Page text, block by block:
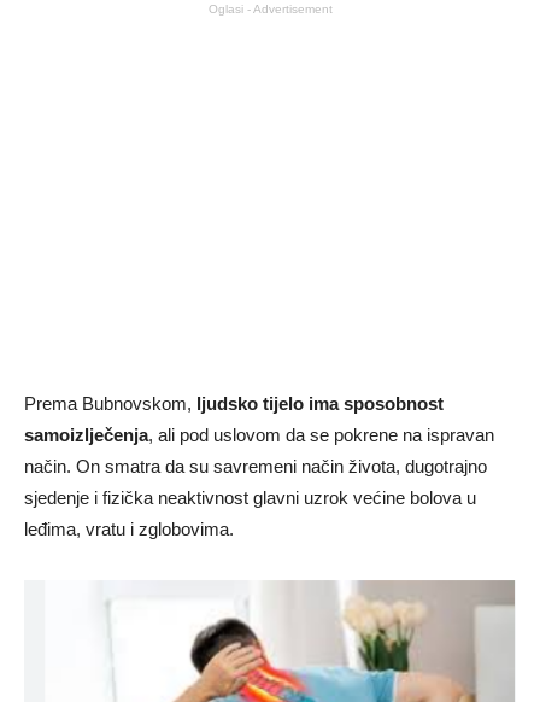
Oglasi - Advertisement
Prema Bubnovskom, ljudsko tijelo ima sposobnost
samoizlječenja, ali pod uslovom da se pokrene na ispravan
način. On smatra da su savremeni način života, dugotrajno
sjedenje i fizička neaktivnost glavni uzrok većine bolova u
leđima, vratu i zglobovima.